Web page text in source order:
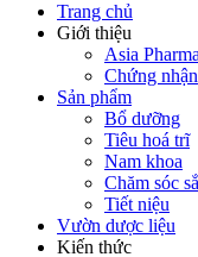
Trang chủ
Giới thiệu
Asia Pharma
Chứng nhận
Sản phẩm
Bổ dưỡng
Tiêu hoá trĩ
Nam khoa
Chăm sóc
Tiết niệu
Vườn dược liệu
Kiến thức